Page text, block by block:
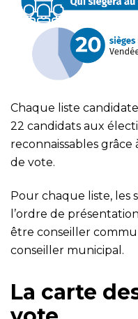
Chaque liste
22 candidats aux
reconnaissables
de vote.
Pour chaque liste, les
l’ordre de
être conseiller
conseiller municipal.
La carte